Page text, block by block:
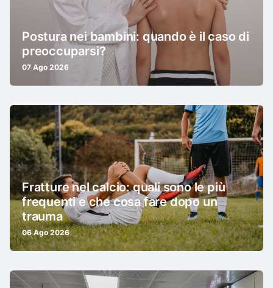
Postura nei bambini: quando è il caso di
preoccuparsi?
07 Ago 2026
Fratture nel calcio: quali sono le più
frequenti e che cosa fare dopo un
trauma
06 Ago 2026